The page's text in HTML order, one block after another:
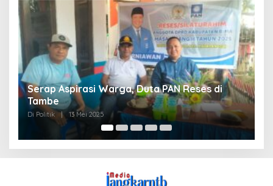
di
Pengurus TP.PKK Kabupaten Bima Masa
2025-2030 Resmi Dikukuhkan
Di Nasional, Politik | 5 Mei 2025